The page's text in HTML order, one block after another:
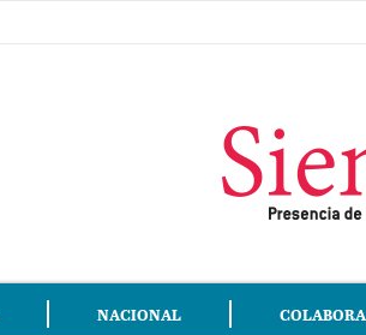
NACIONAL